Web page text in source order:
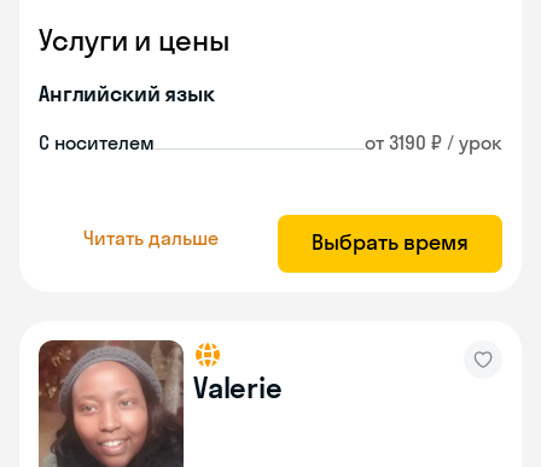
Услуги и цены
Английский язык
С носителем от 3190 ₽ / урок
Читать дальше Выбрать время
Valerie